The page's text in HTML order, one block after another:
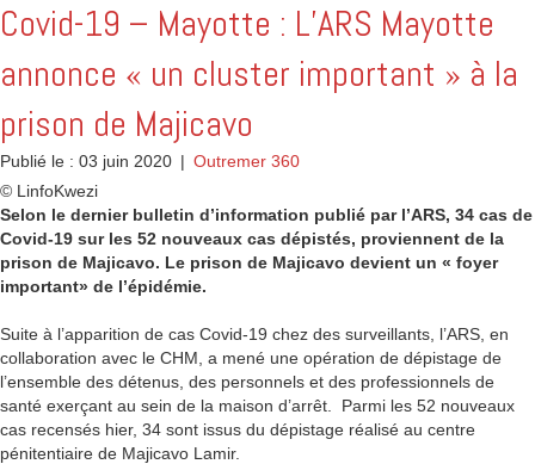
Covid-19 – Mayotte : L’ARS Mayotte
annonce « un cluster important » à la
prison de Majicavo
Publié le : 03 juin 2020 | Outremer 360
© LinfoKwezi
Selon le dernier bulletin d’information publié par l’ARS, 34 cas de
Covid-19 sur les 52 nouveaux cas dépistés, proviennent de la
prison de Majicavo. Le prison de Majicavo devient un « foyer
important» de l’épidémie.
Suite à l’apparition de cas Covid-19 chez des surveillants, l’ARS, en
collaboration avec le CHM, a mené une opération de dépistage de
l’ensemble des détenus, des personnels et des professionnels de
santé exerçant au sein de la maison d’arrêt. Parmi les 52 nouveaux
cas recensés hier, 34 sont issus du dépistage réalisé au centre
pénitentiaire de Majicavo Lamir.